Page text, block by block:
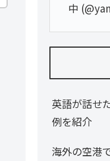
中
英語が話せ
例を紹介
海外の空港